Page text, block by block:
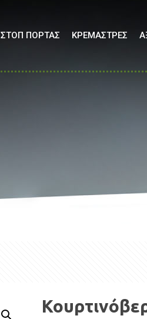
ΣΤΟΠ ΠΟΡΤΑΣ ΚΡΕΜΑΣΤΡΕΣ